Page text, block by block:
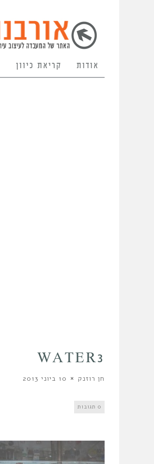
אודות קריאת כיוון
WATER3
חן רוזנק 10 ביוני 2013
0 תגובות